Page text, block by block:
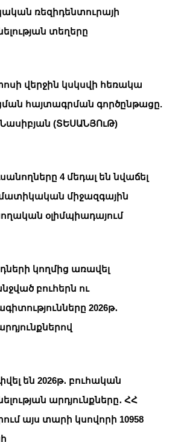
ռեզիդենտուրայի
տեղերը
վերջին կսկսվի հեռակա
հայտագրման գործընթացը.
(ՏԵՍԱՆՅՈւԹ)
4 մեդալ են նվաճել
միջազգային
օլիմպիադայում
կողմից առավել
բուհերն ու
2026թ․
են 2026թ․ բուհական
արդյունքները․ ՀՀ
այս տարի կսովորի 10958